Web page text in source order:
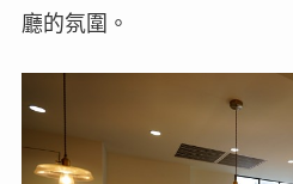
廳的氛圍。